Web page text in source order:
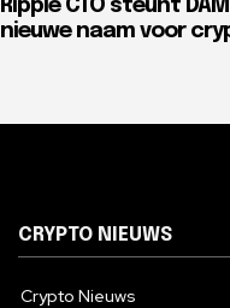
Ripple CTO steunt
nieuwe naam voor
CRYPTO NIEUWS
Crypto Nieuws